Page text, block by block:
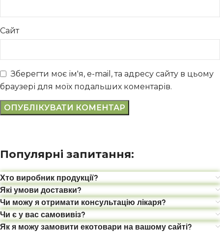
Сайт
Зберегти моє ім'я, e-mail, та адресу сайту в цьому
браузері для моїх подальших коментарів.
Популярні запитання:
Хто виробник продукції?
Які умови доставки?
Чи можу я отримати консультацію лікаря?
Чи є у вас самовивіз?
Як я можу замовити екотовари на вашому сайті?